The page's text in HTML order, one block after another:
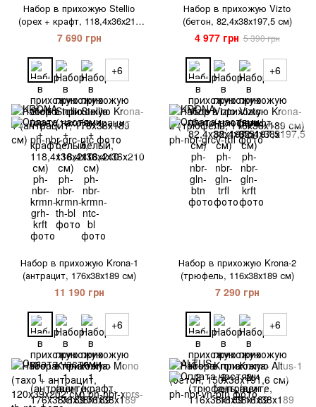
Набор в прихожую Stellio
(орех + крафт, 118,4х36х210
см)
7 690 грн
+6
Набор в прихожую Vizto
(бетон, 82,4х38х197,5 см)
4 977 грн 5 390 грн
+6
Набор в прихожую Krona-1
(антрацит, 176х38х189 см)
11 190 грн
+6
Набор в прихожую Krona-2
(трюфель, 116х38х189 см)
7 290 грн
+6